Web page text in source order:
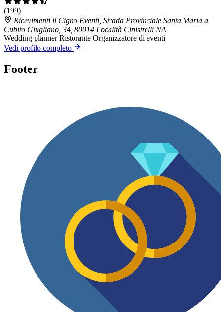
(199)
Ricevimenti il Cigno Eventi, Strada Provinciale Santa Maria a
Cubito Giugliano, 34, 80014 Località Cinistrelli NA
Wedding plannerRistorante Organizzatore di eventi
Vedi profilo completo
Footer